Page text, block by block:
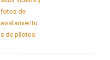
fotos de
avistamiento
s de pilotos